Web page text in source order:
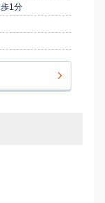
1分